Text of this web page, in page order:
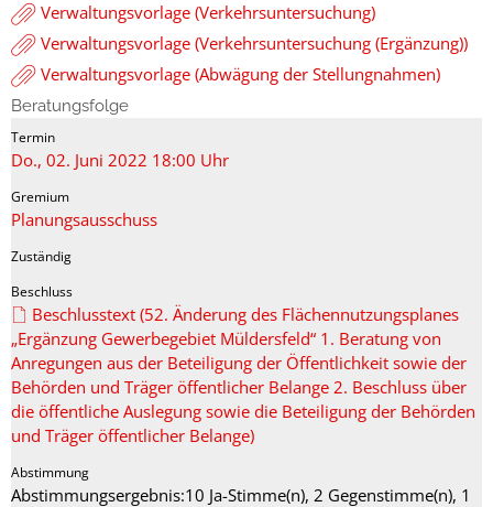
Verwaltungsvorlage (Verkehrsuntersuchung)
Verwaltungsvorlage (Verkehrsuntersuchung (Ergänzung))
Verwaltungsvorlage (Abwägung der Stellungnahmen)
Beratungsfolge
Do., 02. Juni 2022 18:00 Uhr
Planungsausschuss
Beschlusstext (52. Änderung des Flächennutzungsplanes
„Ergänzung Gewerbegebiet Müldersfeld“ 1. Beratung von
Anregungen aus der Beteiligung der Öffentlichkeit sowie der
Behörden und Träger öffentlicher Belange 2. Beschluss über
die öffentliche Auslegung sowie die Beteiligung der Behörden
und Träger öffentlicher Belange)
Abstimmungsergebnis:10 Ja-Stimme(n), 2 Gegenstimme(n), 1